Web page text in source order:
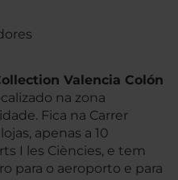
Valencia Colón
na zona
Fica na Carrer
apenas a 10
I les Ciències, e tem
para o aeroporto e para